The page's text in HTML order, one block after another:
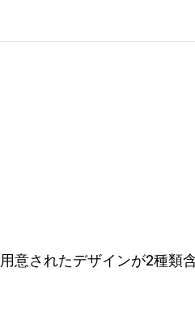
意されたデザインが2種類